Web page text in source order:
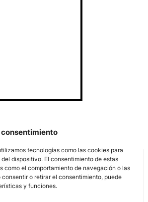
tecnologías como las cookies para
dispositivo. El consentimiento de estas
como el comportamiento de navegación o las
o retirar el consentimiento, puede
y funciones.